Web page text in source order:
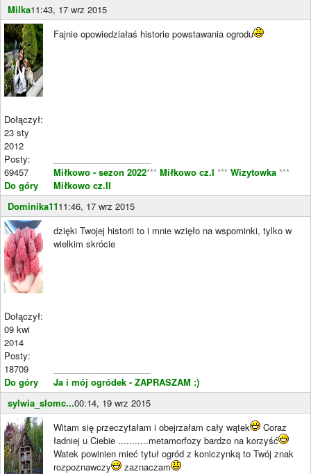
Milka11:43, 17 wrz 2015
Dołączył:
23 sty
2012
Posty:
69457
Do góry
Fajnie opowiedziałaś historie powstawania ogrodu
Miłkowo - sezon 2022*** Miłkowo cz.I *** Wizytowka ***
Miłkowo cz.II
Dominika1111:46, 17 wrz 2015
Dołączył:
09 kwi
2014
Posty:
18709
Do góry
dzięki Twojej historii to i mnie wzięło na wspominki, tylko w
wielkim skrócie
Ja i mój ogródek - ZAPRASZAM :)
sylwia_slomc...00:14, 19 wrz 2015
Witam się przeczytałam i obejrzałam cały wątek
Coraz
ładniej u Ciebie ...........metamorfozy bardzo na korzyść
Watek powinien mieć tytuł ogród z koniczynką to Twój znak
rozpoznawczy
zaznaczam